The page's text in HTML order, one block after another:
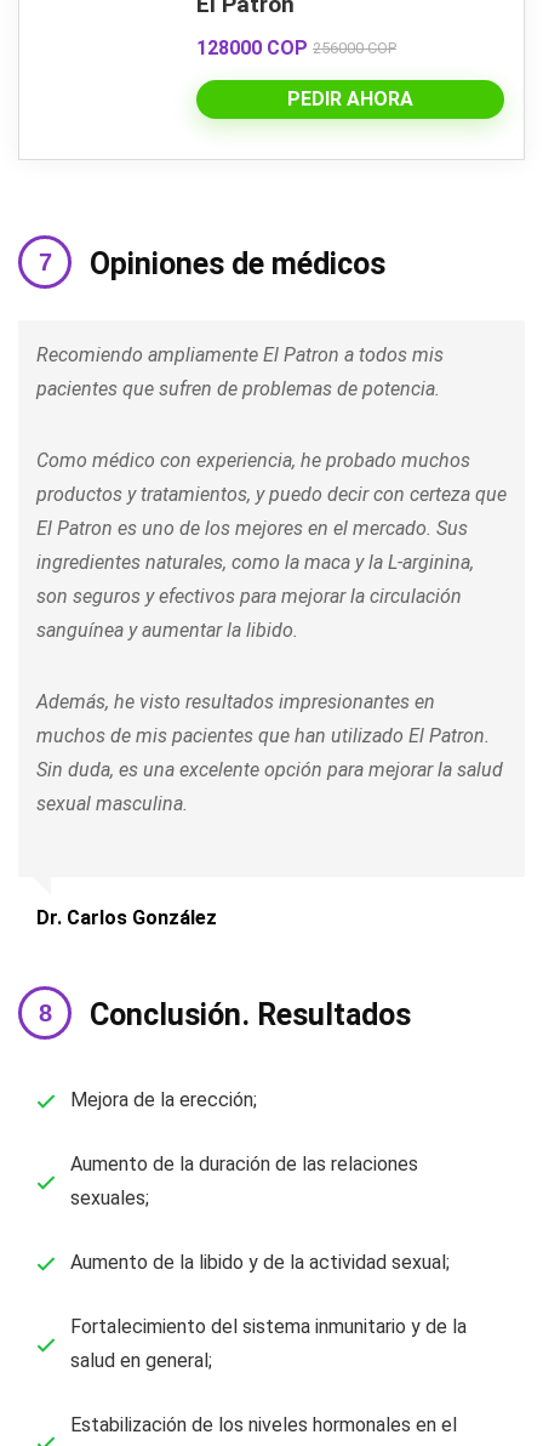
128000 COP 256000 COP
PEDIR AHORA
Opiniones de médicos
Recomiendo ampliamente El Patron a todos mis
pacientes que sufren de problemas de potencia.
Como médico con experiencia, he probado muchos
productos y tratamientos, y puedo decir con certeza que
El Patron es uno de los mejores en el mercado. Sus
ingredientes naturales, como la maca y la L-arginina,
son seguros y efectivos para mejorar la circulación
sanguínea y aumentar la libido.
Además, he visto resultados impresionantes en
muchos de mis pacientes que han utilizado El Patron.
Sin duda, es una excelente opción para mejorar la salud
sexual masculina.
Dr. Carlos González
Conclusión. Resultados
Mejora de la erección;
Aumento de la duración de las relaciones
sexuales;
Aumento de la libido y de la actividad sexual;
Fortalecimiento del sistema inmunitario y de la
salud en general;
Estabilización de los niveles hormonales en el